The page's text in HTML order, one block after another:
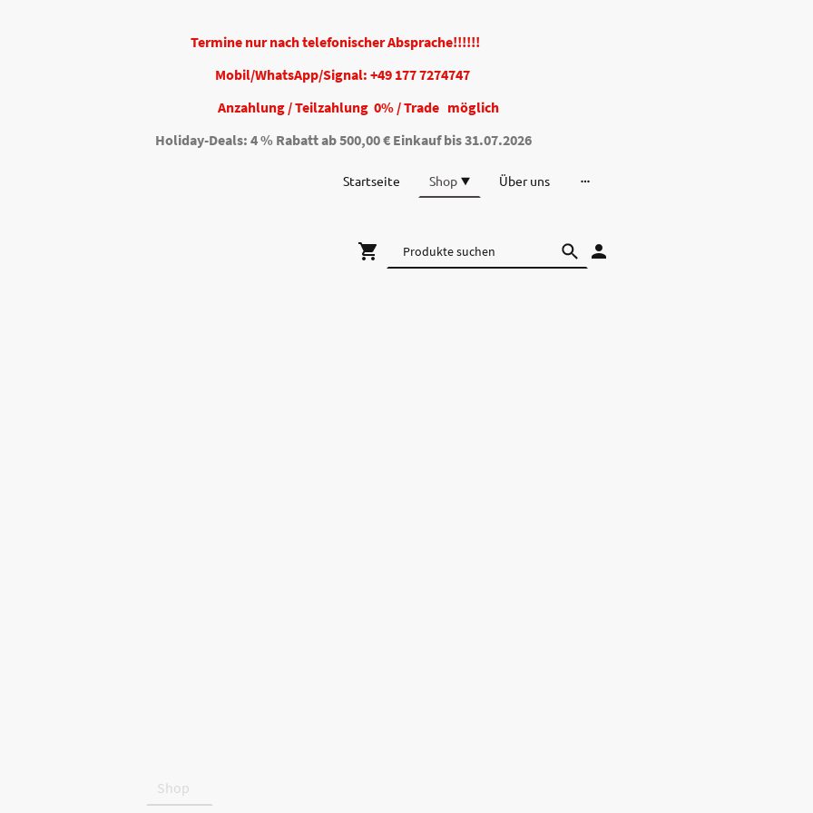
Termine nur nach telefonischer Absprache!!!!!!
Mobil/WhatsApp/Signal: +49 177 7274747
Anzahlung / Teilzahlung 0% / Trade möglich
Holiday-Deals: 4 % Rabatt ab 500,00 € Einkauf bis 31.07.2026
Startseite Shop Über uns
Shop